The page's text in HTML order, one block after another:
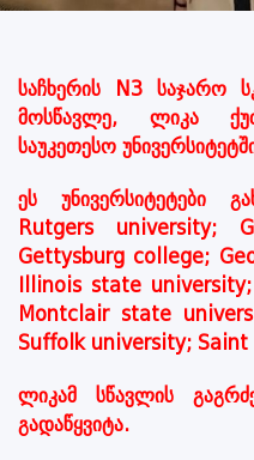
საჩხერის N3 საჯარო
მოსწავლე, ლიკა
საუკეთესო
ეს უნივერსიტეტები
Rutgers university;
Gettysburg college;
Illinois state
Montclair state
Suffolk university; Saint
ლიკამ სწავლის
გადაწყვიტა.